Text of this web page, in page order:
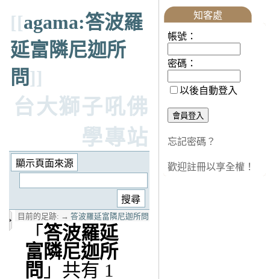
[[agama:答波羅
延富隣尼迦所
問]]
台大獅子吼佛
學專站
目前的足跡: → 答波羅延富隣尼迦所問
「 答波羅延
富隣尼迦所
問 」共有 1
知客處
帳號：
密碼：
以後自動登入
忘記密碼？
歡迎註冊以享全權！